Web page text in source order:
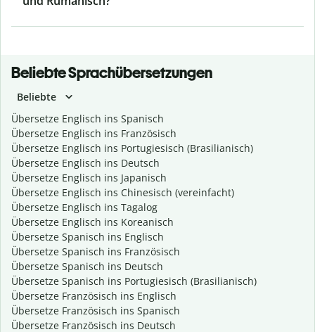
Beliebte Sprachübersetzungen
Beliebte
Übersetze Englisch ins Spanisch
Übersetze Englisch ins Französisch
Übersetze Englisch ins Portugiesisch (Brasilianisch)
Übersetze Englisch ins Deutsch
Übersetze Englisch ins Japanisch
Übersetze Englisch ins Chinesisch (vereinfacht)
Übersetze Englisch ins Tagalog
Übersetze Englisch ins Koreanisch
Übersetze Spanisch ins Englisch
Übersetze Spanisch ins Französisch
Übersetze Spanisch ins Deutsch
Übersetze Spanisch ins Portugiesisch (Brasilianisch)
Übersetze Französisch ins Englisch
Übersetze Französisch ins Spanisch
Übersetze Französisch ins Deutsch